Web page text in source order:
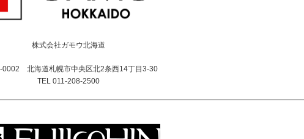
株式会社ガモウ北海道
0002 北海道札幌市中央区北2条西14丁目3-30
TEL 011-208-2500